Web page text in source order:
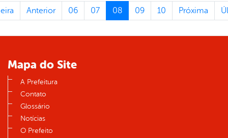
Anterior 06 07 08 09 10 Próxima
Mapa do Site
A Prefeitura
Contato
Glossário
Notícias
O Prefeito